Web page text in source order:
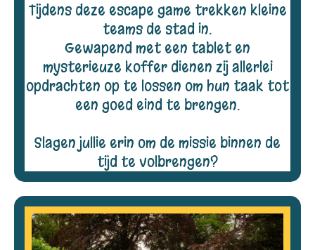
Tijdens deze escape game trekken kleine
teams de stad in.
Gewapend met een tablet en
mysterieuze koffer dienen zij allerlei
opdrachten op te lossen om hun taak tot
een goed eind te brengen.
Slagen jullie erin om de missie binnen de
tijd te volbrengen?